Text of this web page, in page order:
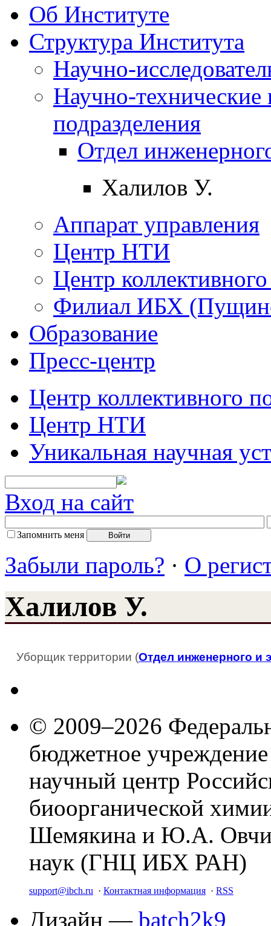
Об Институте
Структура Института
Научно-
Научно-технические
подразделения
Отдел
Халилов У.
Аппарат управления
Центр НТИ
Центр
Филиал ИБХ
Образование
Пресс-центр
Центр коллективного
Центр НТИ
Уникальная научная
Вход на сайт
Запомнить меня
Забыли пароль? · О
Халилов У.
Уборщик территории (Отдел инженерного и
© 2009–2026
бюджетное
научный центр
биоорганической
Шемякина и Ю.А.
наук (ГНЦ ИБХ РАН)
support@ibch.ru · Контактная информация · RSS
Дизайн — batch2k9